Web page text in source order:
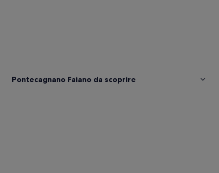
Pontecagnano Faiano da scoprire